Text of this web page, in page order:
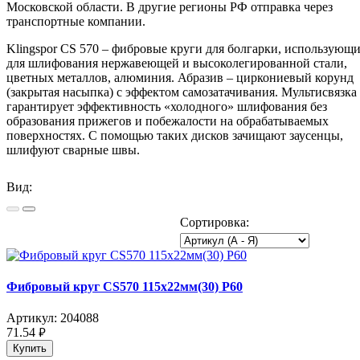
Московской области. В другие регионы РФ отправка через
транспортные компании.
Klingspor CS 570 – фибровые круги для болгарки,
для шлифования нержавеющей и высоколегированной стали,
цветных металлов, алюминия. Абразив – циркониевый корунд
(закрытая насыпка) с эффектом самозатачивания. Мультисвязка
гарантирует эффективность «холодного» шлифования без
образования прижегов и побежалости на обрабатываемых
поверхностях. С помощью таких дисков зачищают заусенцы,
шлифуют сварные швы.
Вид:
Сортировка:
Фибровый круг CS570 115x22мм(30) P60
Артикул: 204088
71.54 руб.
Купить